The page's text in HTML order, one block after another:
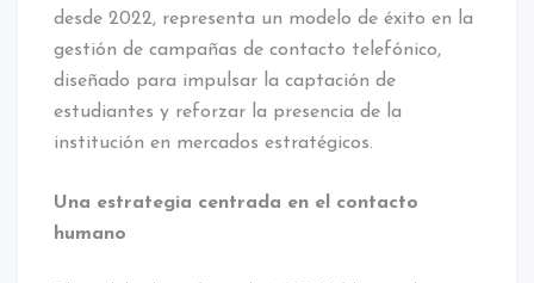
desde 2022, representa un modelo de éxito en la
gestión de campañas de contacto telefónico,
diseñado para impulsar la captación de
estudiantes y reforzar la presencia de la
institución en mercados estratégicos.
Una estrategia centrada en el contacto
humano